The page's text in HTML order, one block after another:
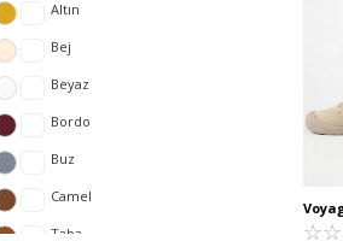
Altın
Bej
Beyaz
Bordo
Buz
Camel
Taba ☆☆
★★